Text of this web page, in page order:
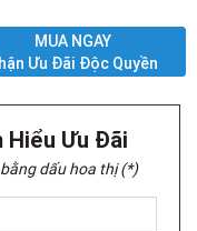
MUA NGAY
Ưu Đãi Độc Quyền
Hiểu Ưu Đãi
dấu hoa thị (*)